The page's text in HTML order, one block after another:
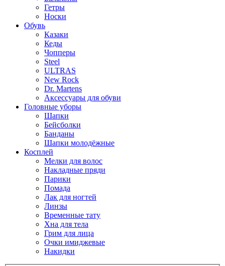
Гетры
Носки
Обувь
Казаки
Кеды
Чопперы
Steel
ULTRAS
New Rock
Dr. Martens
Аксессуары для обуви
Головные уборы
Шапки
Бейсболки
Банданы
Шапки молодёжные
Косплей
Мелки для волос
Накладные пряди
Парики
Помада
Лак для ногтей
Линзы
Временные тату
Хна для тела
Грим для лица
Очки имиджевые
Накидки